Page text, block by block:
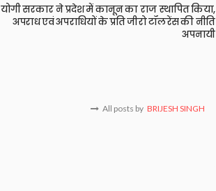
योगी सरकार ने प्रदेश में कानून का राज स्थापित किया,
अपराध एवं अपराधियों के प्रति जीरो टॉलरेंस की नीति
अपनायी
All posts by BRIJESH SINGH